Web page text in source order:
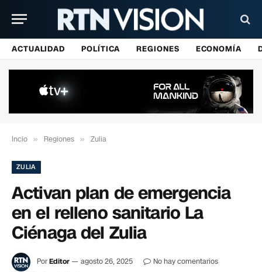
ACTUALIDAD POLÍTICA REGIONES ECONOMÍA
Incio » Regiones » Zulia
ZULIA
Activan plan de emergencia
en el relleno sanitario La
Ciénaga del Zulia
PorEditor agosto 26, 2025
No hay comentarios